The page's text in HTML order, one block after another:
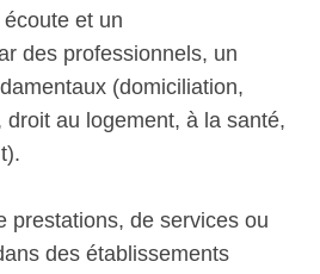
et un
des professionnels, un
(domiciliation,
au logement, à la santé,
prestations, de services ou
des établissements